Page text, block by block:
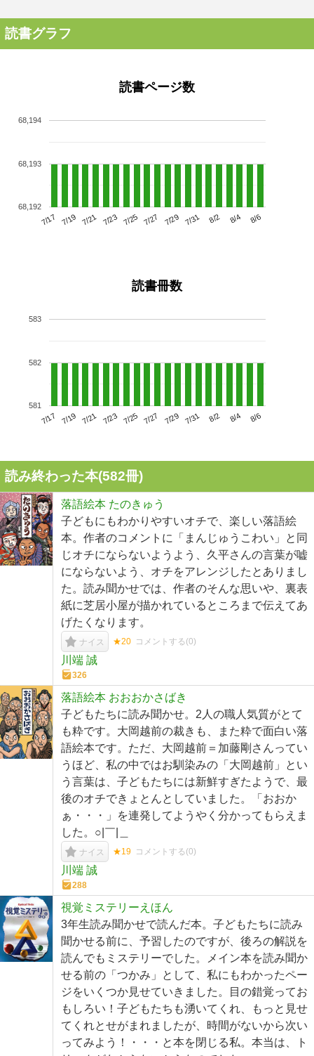
読書グラフ
読書ページ数
7/17 7/19 7/21 7/23 7/25 7/27 7/29 7/31 8/2 8/4 8/6
68,192
68,193
68,194
読書冊数
7/17 7/19 7/21 7/23 7/25 7/27 7/29 7/31 8/2 8/4 8/6
581
582
583
読み終わった本(582冊)
落語絵本 たのきゅう
子どもにもわかりやすいオチで、楽しい落語絵
本。作者のコメントに「まんじゅうこわい」と同
じオチにならないようよう、久平さんの言葉が嘘
にならないよう、オチをアレンジしたとありまし
た。読み聞かせでは、作者のそんな思いや、裏表
紙に芝居小屋が描かれているところまで伝えてあ
げたくなります。
ナイス ★20 コメントする(0)
川端 誠
326
落語絵本 おおおかさばき
子どもたちに読み聞かせ。2人の職人気質がとて
も粋です。大岡越前の裁きも、また粋で面白い落
語絵本です。ただ、大岡越前＝加藤剛さんってい
うほど、私の中ではお馴染みの「大岡越前」とい
う言葉は、子どもたちには新鮮すぎたようで、最
後のオチできょとんとしていました。「おおか
ぁ・・・」を連発してようやく分かってもらえま
した。○|￣|＿
ナイス ★19 コメントする(0)
川端 誠
288
視覚ミステリーえほん
3年生読み聞かせで読んだ本。子どもたちに読み
聞かせる前に、予習したのですが、後ろの解説を
読んでもミステリーでした。メイン本を読み聞か
せる前の「つかみ」として、私にもわかったペー
ジをいくつか見せていきました。目の錯覚ってお
もしろい！子どもたちも湧いてくれ、もっと見せ
てくれとせがまれましたが、時間がないから次い
ってみよう！・・・と本を閉じる私。本当は、ト